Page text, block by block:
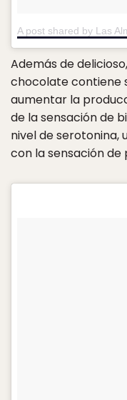
A post shared by Las
Además de
chocolate contiene
aumentar la
de la sensación de
nivel de serotonina,
con la sensación de